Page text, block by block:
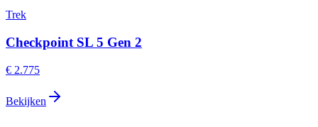
Trek
Checkpoint SL 5 Gen 2
€ 2.775
Bekijken